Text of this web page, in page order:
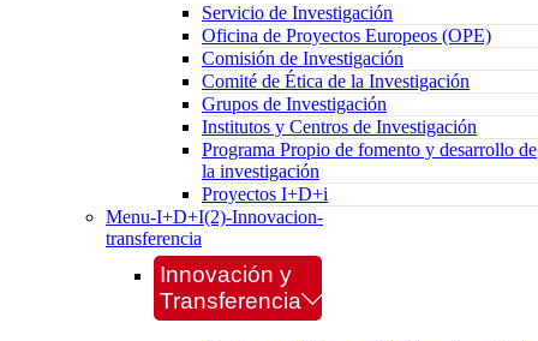
Servicio de Investigación
Oficina de Proyectos Europeos (OPE)
Comisión de Investigación
Comité de Ética de la Investigación
Grupos de Investigación
Institutos y Centros de Investigación
Programa Propio de fomento y desarrollo de
la investigación
Proyectos I+D+i
Menu-I+D+I(2)-Innovacion-
transferencia
Innovación y
Transferencia